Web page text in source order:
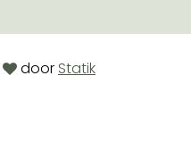
lovedoor Statik